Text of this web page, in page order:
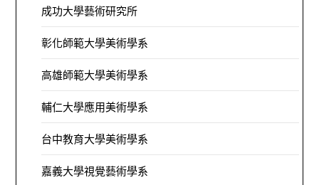
成功大學藝術研究所
彰化師範大學美術學系
高雄師範大學美術學系
輔仁大學應用美術學系
台中教育大學美術學系
嘉義大學視覺藝術學系